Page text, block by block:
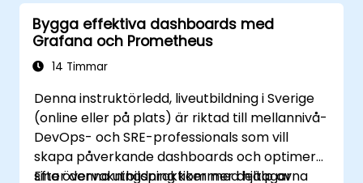
Utnyttja molnativa verktyg och
integreringar för skalbar övervakning.
Bygga effektiva dashboards med
Grafana och Prometheus
14 Timmar
Denna instruktörledd, liveutbildning i Sverige
(online eller på plats) är riktad till mellannivå-
DevOps- och SRE-professionals som vill
skapa påverkande dashboards och optimera
sina övervakningspraktiker med hjälp av
Efter denna utbildning kommer deltagarna